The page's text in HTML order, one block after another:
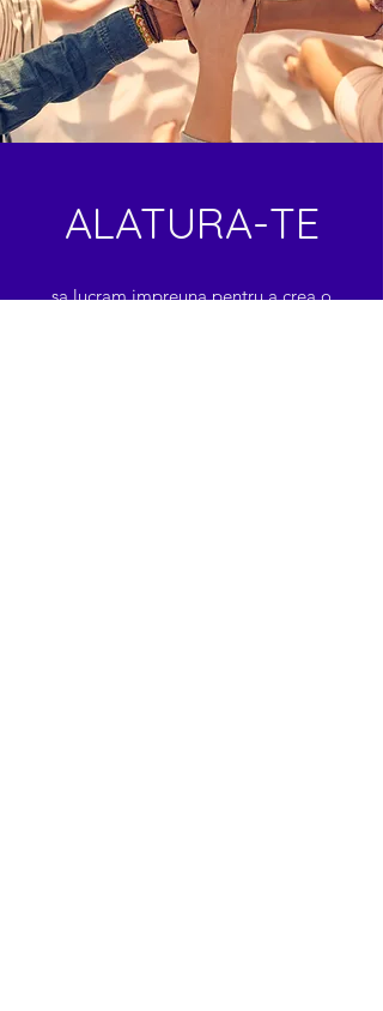
ALATURA-TE
sa lucram impreuna pentru a crea o